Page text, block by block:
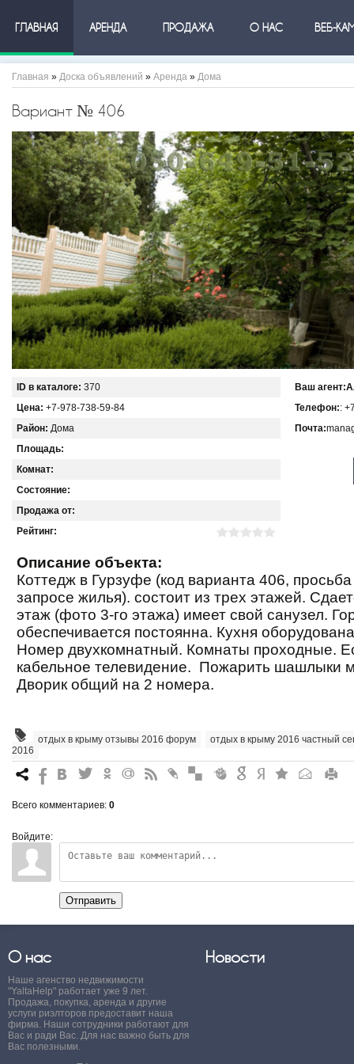
ГЛАВНАЯ АРЕНДА ПРОДАЖА О НАС ВЕБ-
Главная » Доска объявлений » Аренда » Дома
Вариант № 406
ID в каталоге: 370
Цена: +7-978-738-59-84
Район: Дома
Площадь:
Комнат:
Состояние:
Продажа от:
Рейтинг:
Ваш агент:
Телефон::
Почта:
Описание объекта:
Коттедж в Гурзуфе (код варианта 406,
запросе жилья). состоит из трех этажей.
этаж (фото 3-го этажа) имеет свой санузел.
обеспечивается постоянна. Кухня
Номер двухкомнатный. Комнаты проходные.
кабельное телевидение. Пожарить шашлыки
Дворик общий на 2 номера.
отдых в крыму отзывы 2016 форум
отдых в крыму 2016 частный
2016
7 % 4 3 . + 0 * # " & 6 Q P R
Всего комментариев: 0
Войдите:
Отправить
О нас
Наше агенство недвижимости
"YaltaHelp" работает уже 9 лет.
Продажа, покупка, аренда и другие
услуги риэлторов предоставит наша
фирма. Наши сотрудники работают для
Вас и ради Вас. Для нас важно быть для
Вас полезными.
Новости